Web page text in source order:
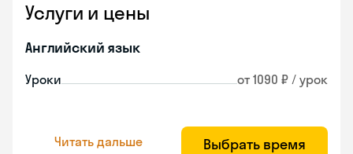
Услуги и цены
Английский язык
Уроки от 1090 ₽ / урок
Читать дальше Выбрать время